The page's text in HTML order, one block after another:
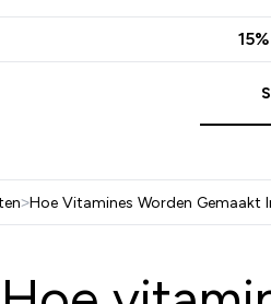
>Hoe Vitamines Worden Gemaakt